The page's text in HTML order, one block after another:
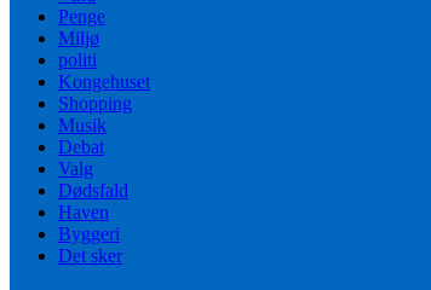
Penge
Miljø
politi
Kongehuset
Shopping
Musik
Debat
Valg
Dødsfald
Haven
Byggeri
Det sker